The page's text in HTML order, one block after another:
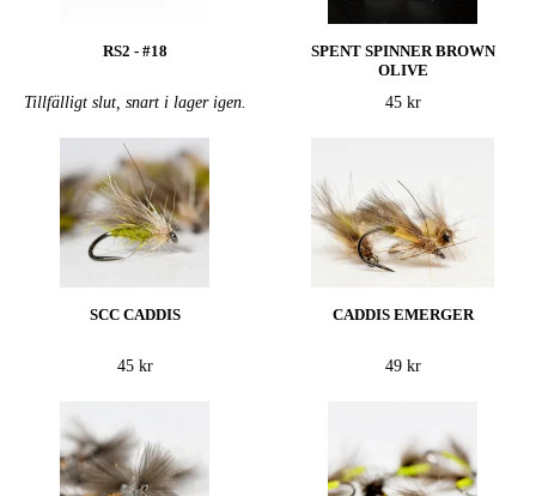
RS2 - #18
Tillfälligt slut, snart i lager igen.
SPENT SPINNER BROWN
OLIVE
45 kr
SCC CADDIS
45 kr
CADDIS EMERGER
49 kr